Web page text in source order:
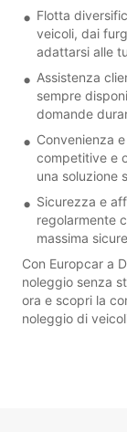
Flotta
veicoli, dai
adattarsi alle
Assistenza
sempre
domande
Convenienza
competitive e
una soluzione
Sicurezza e
regolarmente
massima
Con Europcar a
noleggio senza
ora e scopri la
noleggio di